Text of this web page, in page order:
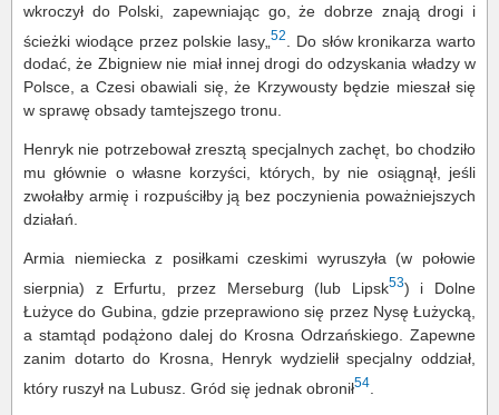
wkroczył do Polski, zapewniając go, że dobrze znają drogi i
ścieżki wiodące przez polskie lasy„ 52
. Do słów kronikarza warto
dodać, że Zbigniew nie miał innej drogi do odzyskania władzy w
Polsce, a Czesi obawiali się, że Krzywousty będzie mieszał się
w sprawę obsady tamtejszego tronu.
Henryk nie potrzebował zresztą specjalnych zachęt, bo chodziło
mu głównie o własne korzyści, których, by nie osiągnął, jeśli
zwołałby armię i rozpuściłby ją bez poczynienia poważniejszych
działań.
Armia niemiecka z posiłkami czeskimi wyruszyła (w połowie
sierpnia) z Erfurtu, przez Merseburg (lub Lipsk53) i Dolne
Łużyce do Gubina, gdzie przeprawiono się przez Nysę Łużycką,
a stamtąd podążono dalej do Krosna Odrzańskiego. Zapewne
zanim dotarto do Krosna, Henryk wydzielił specjalny oddział,
który ruszył na Lubusz. Gród się jednak obronił54